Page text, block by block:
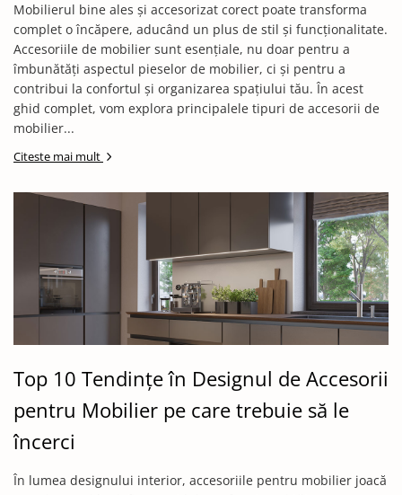
Mobilierul bine ales și accesorizat corect poate transforma
complet o încăpere, aducând un plus de stil și funcționalitate.
Accesoriile de mobilier sunt esențiale, nu doar pentru a
îmbunătăți aspectul pieselor de mobilier, ci și pentru a
contribui la confortul și organizarea spațiului tău. În acest
ghid complet, vom explora principalele tipuri de accesorii de
mobilier...
Citeste mai mult
Top 10 Tendințe în Designul de Accesorii
pentru Mobilier pe care trebuie să le
încerci
În lumea designului interior, accesoriile pentru mobilier joacă